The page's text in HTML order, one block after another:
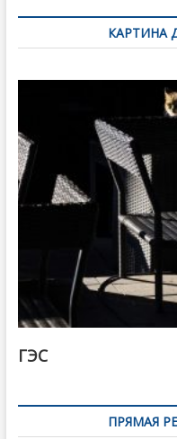
по
записямКАРТИНА
ГЭС
ПРЯМАЯ